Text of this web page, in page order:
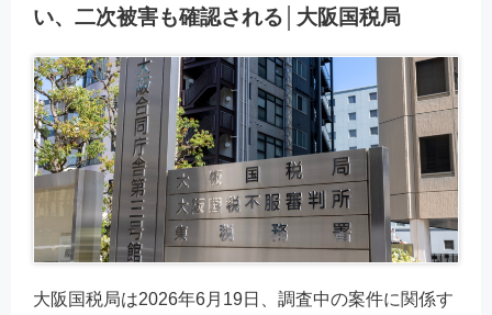
い、二次被害も確認される│大阪国税局
大阪国税局は2026年6月19日、調査中の案件に関係す